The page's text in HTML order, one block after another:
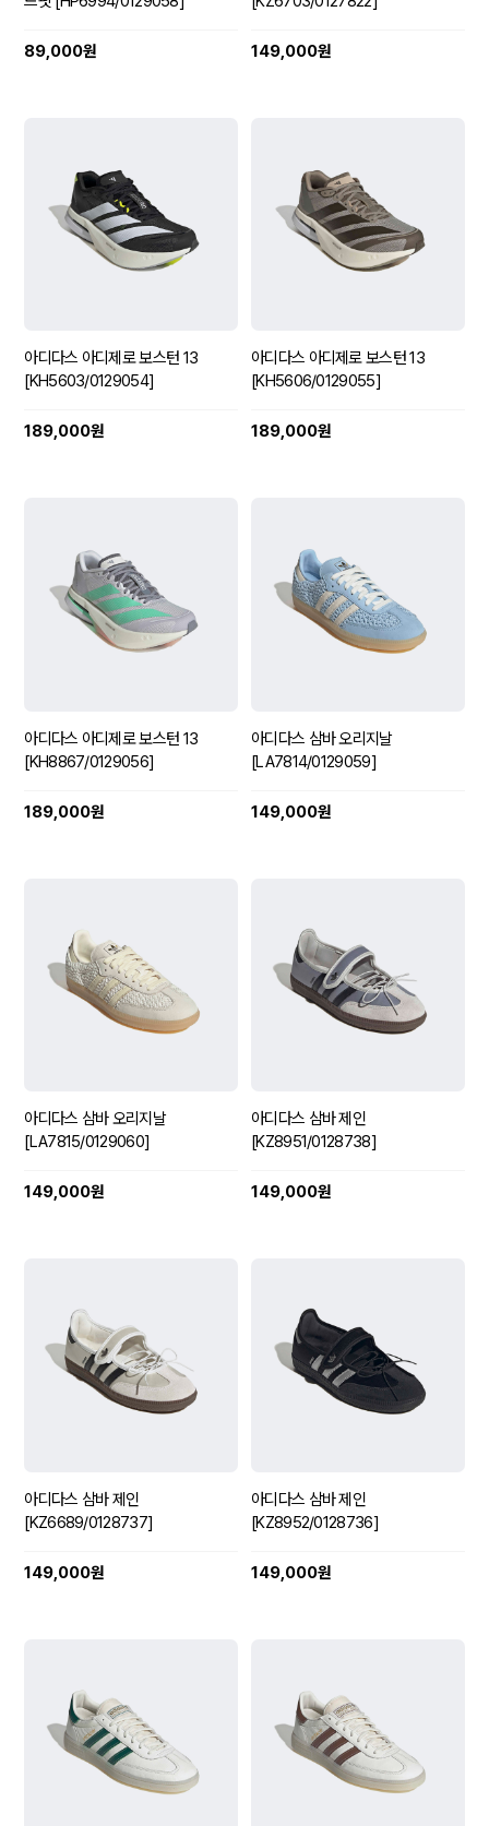
89,000원 149,000원
아디다스 아디제로 보스턴 13
[KH5603/0129054]
189,000원
아디다스 아디제로 보스턴 13
[KH5606/0129055]
189,000원
아디다스 아디제로 보스턴 13
[KH8867/0129056]
189,000원
아디다스 삼바 오리지날
[LA7814/0129059]
149,000원
아디다스 삼바 오리지날
[LA7815/0129060]
149,000원
아디다스 삼바 제인
[KZ8951/0128738]
149,000원
아디다스 삼바 제인
[KZ6689/0128737]
149,000원
아디다스 삼바 제인
[KZ8952/0128736]
149,000원